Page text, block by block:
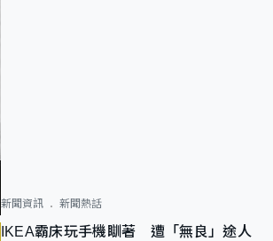
新聞資訊 新聞熱話
IKEA霸床玩手機瞓著 遭「無良」途人